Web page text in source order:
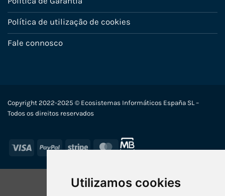
Utilizamos cookies
Política de utilização de cookies
Fale connosco
Copyright 2022-2025 © Ecosistemas Informáticos España SL –
Todos os direitos reservados
Visa PayPal Stripe MasterCard